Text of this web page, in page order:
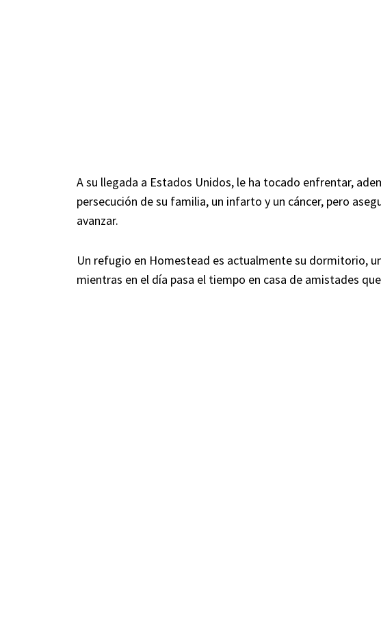
A su llegada a Estados Unidos, le ha tocado enfrentar,
persecución de su familia, un infarto y un cáncer, pero
avanzar.
Un refugio en Homestead es actualmente su dormitorio,
mientras en el día pasa el tiempo en casa de amistades